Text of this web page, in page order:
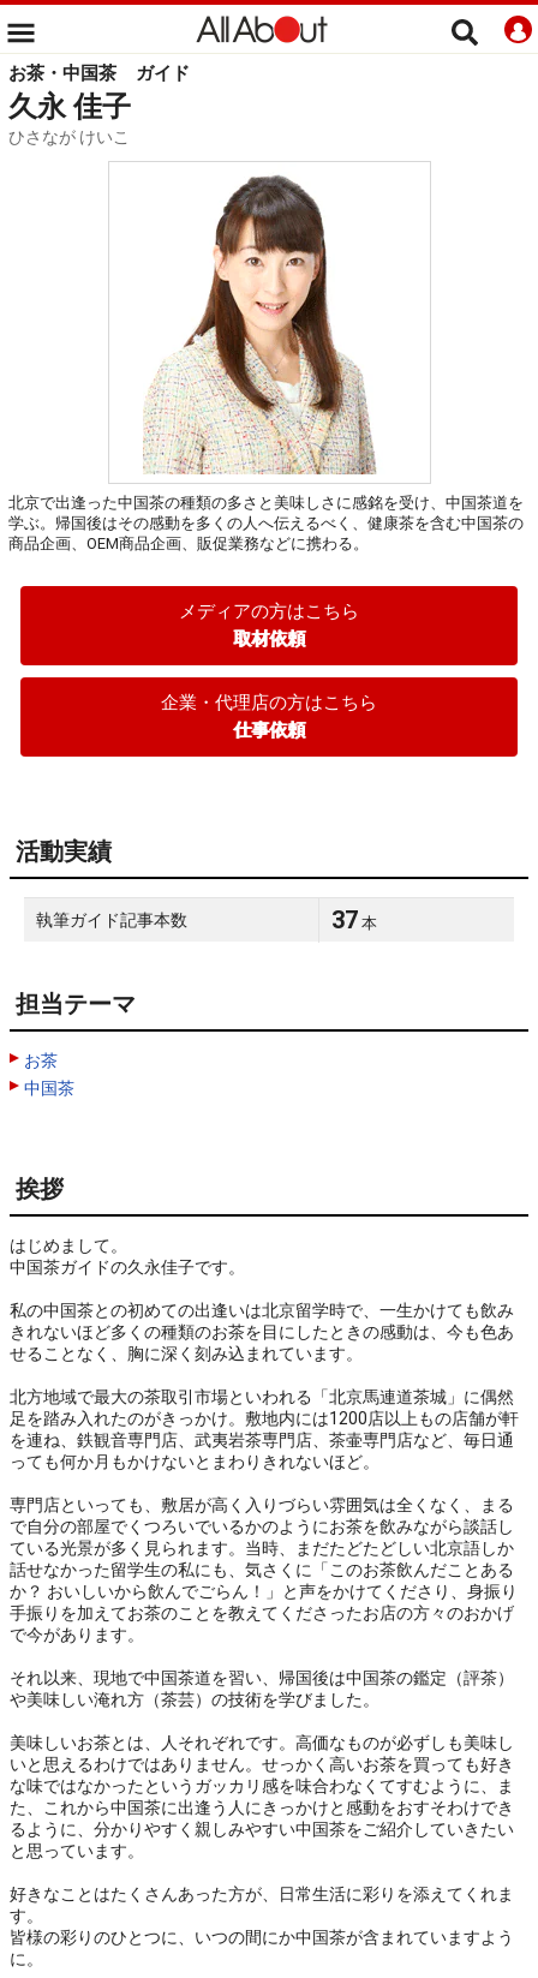
お茶・中国茶 ガイド
久永 佳子
ひさなが けいこ
北京で出逢った中国茶の種類の多さと美味しさに感銘を受け、中国茶道を
学ぶ。帰国後はその感動を多くの人へ伝えるべく、健康茶を含む中国茶の
商品企画、OEM商品企画、販促業務などに携わる。
メディアの方はこちら
取材依頼
企業・代理店の方はこちら
仕事依頼
活動実績
執筆ガイド記事本数 37 本
担当テーマ
お茶
中国茶
挨拶
はじめまして。
中国茶ガイドの久永佳子です。
私の中国茶との初めての出逢いは北京留学時で、一生かけても飲み
きれないほど多くの種類のお茶を目にしたときの感動は、今も色あ
せることなく、胸に深く刻み込まれています。
北方地域で最大の茶取引市場といわれる「北京馬連道茶城」に偶然
足を踏み入れたのがきっかけ。敷地内には1200店以上もの店舗が軒
を連ね、鉄観音専門店、武夷岩茶専門店、茶壷専門店など、毎日通
っても何か月もかけないとまわりきれないほど。
専門店といっても、敷居が高く入りづらい雰囲気は全くなく、まる
で自分の部屋でくつろいでいるかのようにお茶を飲みながら談話し
ている光景が多く見られます。当時、まだたどたどしい北京語しか
話せなかった留学生の私にも、気さくに「このお茶飲んだことある
か？ おいしいから飲んでごらん！」と声をかけてくださり、身振り
手振りを加えてお茶のことを教えてくださったお店の方々のおかげ
で今があります。
それ以来、現地で中国茶道を習い、帰国後は中国茶の鑑定（評茶）
や美味しい淹れ方（茶芸）の技術を学びました。
美味しいお茶とは、人それぞれです。高価なものが必ずしも美味し
いと思えるわけではありません。せっかく高いお茶を買っても好き
な味ではなかったというガッカリ感を味合わなくてすむように、ま
た、これから中国茶に出逢う人にきっかけと感動をおすそわけでき
るように、分かりやすく親しみやすい中国茶をご紹介していきたい
と思っています。
好きなことはたくさんあった方が、日常生活に彩りを添えてくれま
す。
皆様の彩りのひとつに、いつの間にか中国茶が含まれていますよう
に。